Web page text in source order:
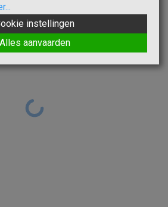
instellingen
Alles aanvaarden